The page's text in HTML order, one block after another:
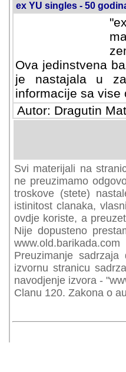
ex YU singles - 50
Ova jedinstvena
je nastajala u
informacije sa vise
Autor: Dragutin
Svi materijali na
preuzimamo
troskove (stete)
istinitost clanaka,
ovdje koriste, a
Nije dopusteno
Preuzimanje
izvornu stranicu
navodjenje izvora -
Clanu 120. Zakona o